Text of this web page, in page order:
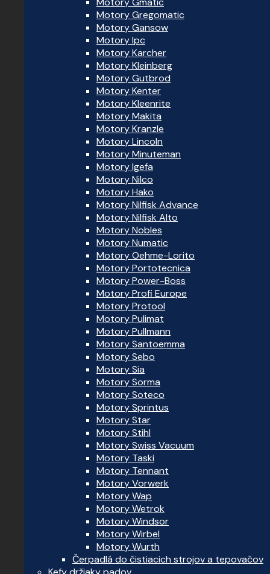
Motory Gregomatic
Motory Gansow
Motory Ipc
Motory Karcher
Motory Kleinberg
Motory Gutbrod
Motory Kenter
Motory Kleenrite
Motory Makita
Motory Kranzle
Motory Lincoln
Motory Minuteman
Motory Igefa
Motory Nilco
Motory Hako
Motory Nilfisk Advance
Motory Nilfisk Alto
Motory Nobles
Motory Numatic
Motory Oehme-Lorito
Motory Portotecnica
Motory Power-Boss
Motory Profi Europe
Motory Protool
Motory Pulimat
Motory Pullmann
Motory Santoemma
Motory Sebo
Motory Sia
Motory Sorma
Motory Soteco
Motory Sprintus
Motory Star
Motory Stihl
Motory Swiss Vacuum
Motory Taski
Motory Tennant
Motory Vorwerk
Motory Wap
Motory Wetrok
Motory Windsor
Motory Wirbel
Motory Wurth
Čerpadlá do čistiacich strojov a tepovačov